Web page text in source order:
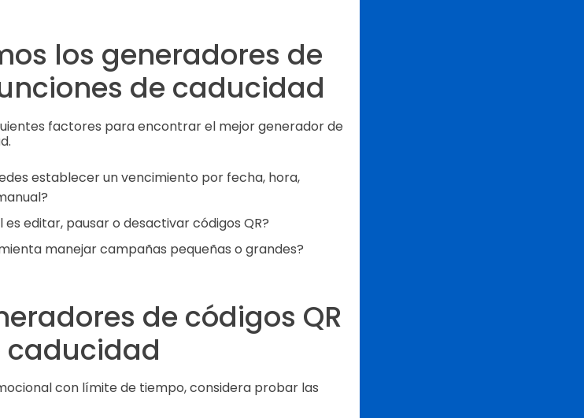
los generadores de
de caducidad
factores para encontrar el mejor generador de
establecer un vencimiento por fecha, hora,
es editar, pausar o desactivar códigos QR?
manejar campañas pequeñas o grandes?
de códigos QR
caducidad
con límite de tiempo, considera probar las